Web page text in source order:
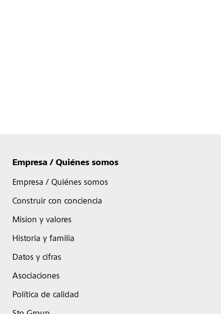
Empresa / Quiénes somos
Empresa / Quiénes somos
Construir con conciencia
Mision y valores
Historia y familia
Datos y cifras
Asociaciones
Política de calidad